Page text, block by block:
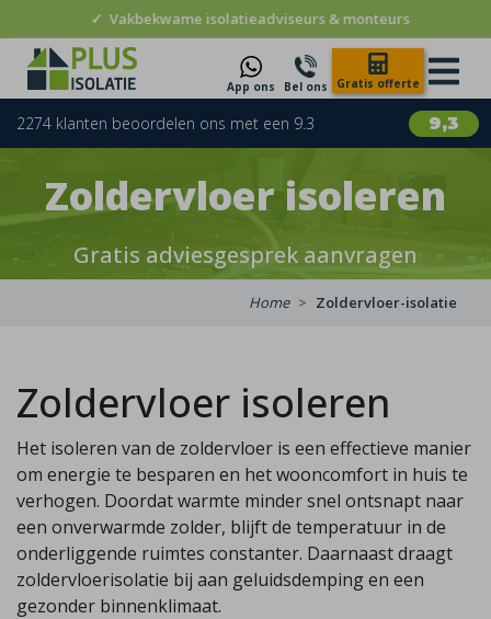
✓ Vakbekwame isolatieadviseurs & monteurs
App ons Bel ons Gratis offerte
9,3
2274 klanten beoordelen ons met een 9.3
Zoldervloer isoleren
Gratis adviesgesprek aanvragen
Home Zoldervloer-isolatie
Zoldervloer isoleren
Het isoleren van de zoldervloer is een effectieve manier
om energie te besparen en het wooncomfort in huis te
verhogen. Doordat warmte minder snel ontsnapt naar
een onverwarmde zolder, blijft de temperatuur in de
onderliggende ruimtes constanter. Daarnaast draagt
zoldervloerisolatie bij aan geluidsdemping en een
gezonder binnenklimaat.